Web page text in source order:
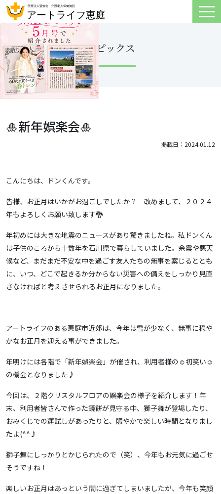
トピックス
🎍新年娯楽会🎍
掲載日：2024.01.12
こんにちは、ドンくんです。
皆様、お正月はいかがお過ごしでしたか？ 改めまして、２０２４
年もよろしくお願い致します🐉
年初めには大きな地震のニュースがあり驚きましたね。私ドンくん
は子供のころから十数年を石川県で暮らしていました。余震や悪天
候など、まだまだ不安な中を過ごす友人たちの無事を案じるととも
に、いつ、どこで起きるか分からない災害への備えをしっかり見直
さなければと考えさせられるお正月になりました。
アートライフのある恵庭市近郊は、今年は雪が少なく、無事に穏や
かなお正月を迎える事ができました。
年明けには各階で「新年娯楽会」が催され、利用者様の☺初笑い☺
の機会となりました♪
今回は、２階クリスタルフロアの娯楽会の様子を紹介します！年
末、利用者皆さんで作った鏡餅が見守る中、獅子舞が登場したり、
おみくじでの運試しがあったりと、賑やかで楽しい時間となりまし
たよ(^^♪
獅子舞にしっかりとかじられたので（笑）、今年もお元気に過ごせ
そうですね！
楽しいお正月はあっという間に過ぎてしまいましたが、今年も笑顔